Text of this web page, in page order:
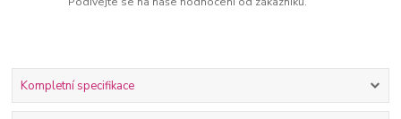
Kompletní specifikace